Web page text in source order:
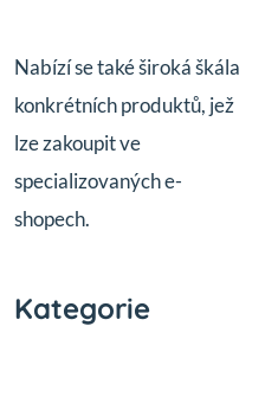
Nabízí se také široká škála
konkrétních produktů, jež
lze zakoupit ve
specializovaných e-
shopech.
Kategorie